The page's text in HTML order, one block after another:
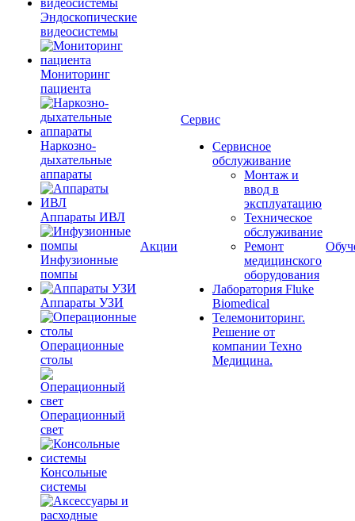
Эндоскопические
видеосистемы
Мониторинг
пациента
Наркозно-
дыхательные
аппараты
Аппараты ИВЛ
Инфузионные
помпы
Аппараты УЗИ
Операционные
столы
Операционный
свет
Консольные
системы
Акции
Сервис
Сервисное
обслуживание
Монтаж и
ввод в
эксплуатацию
Техническое
обслуживание
Ремонт
медицинского
оборудования
Лаборатория Fluke
Biomedical
Телемониторинг.
Решение от
компании Техно
Медицина.